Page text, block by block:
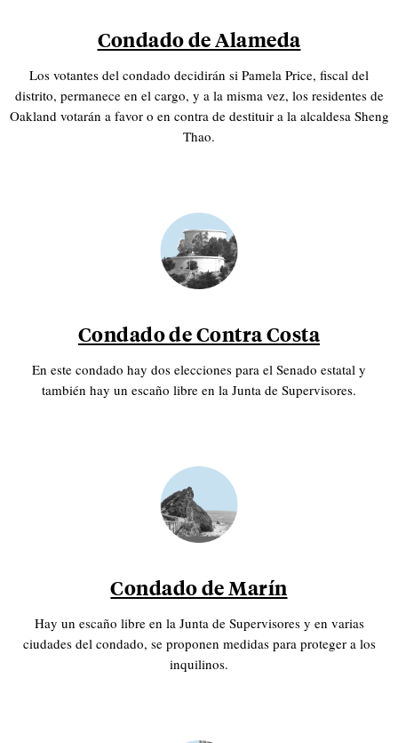
Condado de Alameda
Los votantes del condado decidirán si Pamela Price, fiscal del
distrito, permanece en el cargo, y a la misma vez, los residentes de
Oakland votarán a favor o en contra de destituir a la alcaldesa Sheng
Thao.
Condado de Contra Costa
En este condado hay dos elecciones para el Senado estatal y
también hay un escaño libre en la Junta de Supervisores.
Condado de Marín
Hay un escaño libre en la Junta de Supervisores y en varias
ciudades del condado, se proponen medidas para proteger a los
inquilinos.